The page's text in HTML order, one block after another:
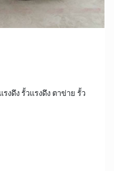
งดึง รั้วแรงดึง ตาข่าย รั้ว